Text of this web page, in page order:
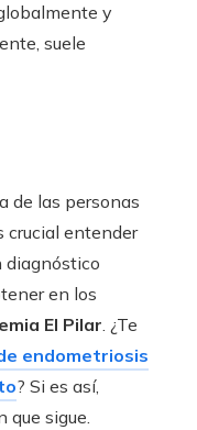
y
suele
de las personas
crucial entender
diagnóstico
en los
El Pilar. ¿Te
endometriosis
? Si es así,
que sigue.